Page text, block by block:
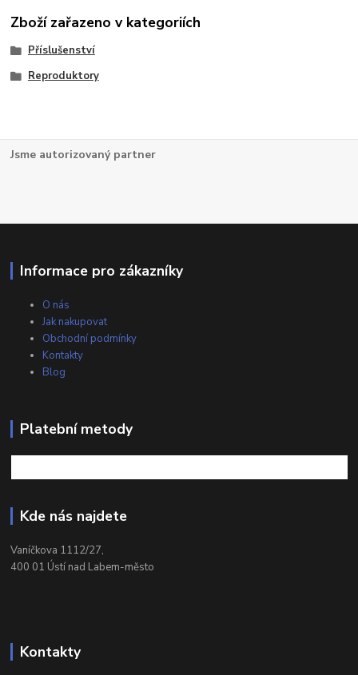
Zboží zařazeno v kategoriích
Příslušenství
Reproduktory
Jsme autorizovaný partner
Informace pro zákazníky
O nás
Jak nakupovat
Obchodní podmínky
Kontakty
Blog
Platební metody
Kde nás najdete
Vaníčkova 1112/27,
400 01 Ústí nad Labem-město
Kontakty